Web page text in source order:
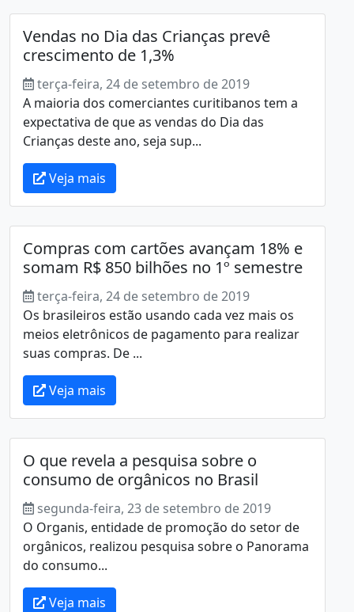
Vendas no Dia das Crianças prevê
crescimento de 1,3%
terça-feira, 24 de setembro de 2019
A maioria dos comerciantes curitibanos tem a
expectativa de que as vendas do Dia das
Crianças deste ano, seja sup...
Veja mais
Compras com cartões avançam 18% e
somam R$ 850 bilhões no 1º semestre
terça-feira, 24 de setembro de 2019
Os brasileiros estão usando cada vez mais os
meios eletrônicos de pagamento para realizar
suas compras. De ...
Veja mais
O que revela a pesquisa sobre o
consumo de orgânicos no Brasil
segunda-feira, 23 de setembro de 2019
O Organis, entidade de promoção do setor de
orgânicos, realizou pesquisa sobre o Panorama
do consumo...
Veja mais